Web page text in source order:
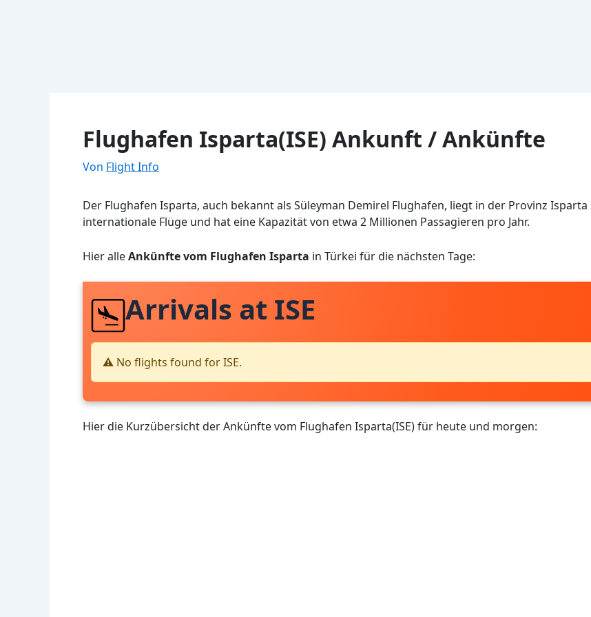
Flughafen Isparta(ISE) Ankunft / Ankünfte
Von Flight Info
Der Flughafen Isparta, auch bekannt als Süleyman Demirel Flughafen, liegt in der Provinz
internationale Flüge und hat eine Kapazität von etwa 2 Millionen Passagieren pro Jahr.
Hier alleAnkünfte vom Flughafen Isparta in Türkei für die nächsten Tage:
Arrivals at ISE
⚠️ No flights found for ISE.
Hier die Kurzübersicht der Ankünfte vom Flughafen Isparta(ISE) für heute und morgen: